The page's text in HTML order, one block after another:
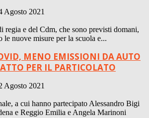
Agosto 2021
regia e del Cdm, che sono previsti domani,
le nuove misure per la scuola e...
MENO EMISSIONI DA AUTO
PER IL PARTICOLATO
Agosto 2021
a cui hanno partecipato Alessandro Bigi
e Reggio Emilia e Angela Marinoni